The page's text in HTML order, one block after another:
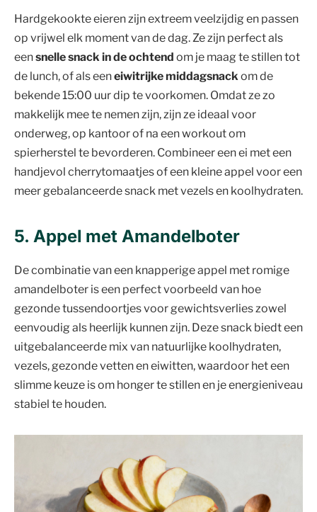
Hardgekookte eieren zijn extreem veelzijdig en passen
op vrijwel elk moment van de dag. Ze zijn perfect als
eensnelle snack in de ochtend om je maag te stillen tot
de lunch, of als eeneiwitrijke middagsnackom de
bekende 15:00 uur dip te voorkomen. Omdat ze zo
makkelijk mee te nemen zijn, zijn ze ideaal voor
onderweg, op kantoor of na een workout om
spierherstel te bevorderen. Combineer een ei met een
handjevol cherrytomaatjes of een kleine appel voor een
meer gebalanceerde snack met vezels en koolhydraten.
5. Appel met Amandelboter
De combinatie van een knapperige appel met romige
amandelboter is een perfect voorbeeld van hoe
gezonde tussendoortjes voor gewichtsverlies zowel
eenvoudig als heerlijk kunnen zijn. Deze snack biedt een
uitgebalanceerde mix van natuurlijke koolhydraten,
vezels, gezonde vetten en eiwitten, waardoor het een
slimme keuze is om honger te stillen en je energieniveau
stabiel te houden.